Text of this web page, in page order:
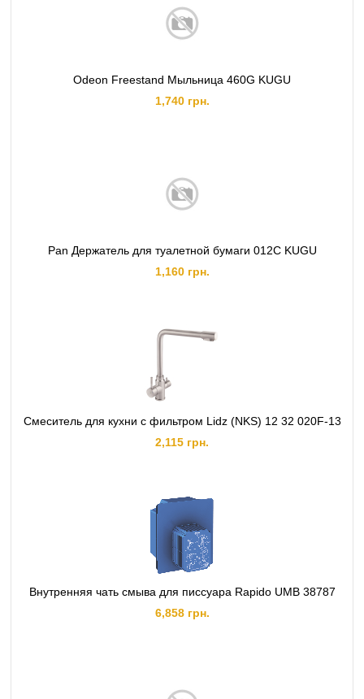
Odeon Freestand Мыльница 460G KUGU
1,740 грн.
Pan Держатель для туалетной бумаги 012C KUGU
1,160 грн.
Смеситель для кухни с фильтром Lidz (NKS) 12 32 020F-13
2,115 грн.
Внутренняя чать смыва для писсуара Rapido UMB 38787
6,858 грн.